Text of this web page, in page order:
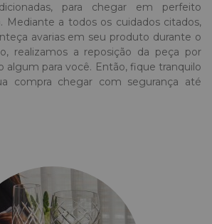
para chegar em perfeito
Mediante a todos os cuidados citados,
avarias em seu produto durante o
realizamos a reposição da peça por
algum para você. Então, fique tranquilo
compra chegar com segurança até